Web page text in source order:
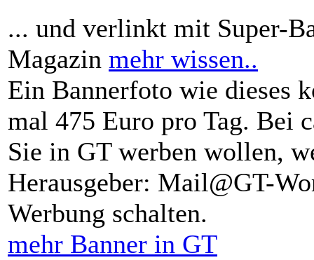
... und verlinkt mit Super-
Magazin mehr wissen..
Ein Bannerfoto wie dieses
mal 475 Euro pro Tag. Bei
Sie in GT werben wollen,
Herausgeber: Mail@GT-
Werbung schalten.
mehr Banner in GT